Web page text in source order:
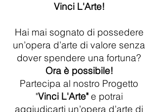
Vinci L'Arte!
Hai mai sognato di possedere
un’opera d’arte di valore senza
dover spendere una fortuna?
Ora è possibile!
Partecipa al nostro Progetto
"Vinci L'Arte" e potrai
aggiudicarti un’opera d’arte di